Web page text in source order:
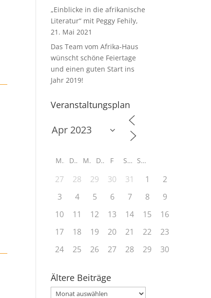
„Einblicke in die afrikanische
Literatur“ mit Peggy Fehily,
21. Mai 2021
Das Team vom Afrika-Haus
wünscht schöne Feiertage
und einen guten Start ins
Jahr 2019!
Veranstaltungsplan
M D M D F S S
27 28 29 30 31 1
2
3
4 5 6 7 8
9
10
11 12 13 14 15
16
17
18 19 20 21 22
23
24
25 26 27 28 29 30
Ältere Beiträge
Ältere